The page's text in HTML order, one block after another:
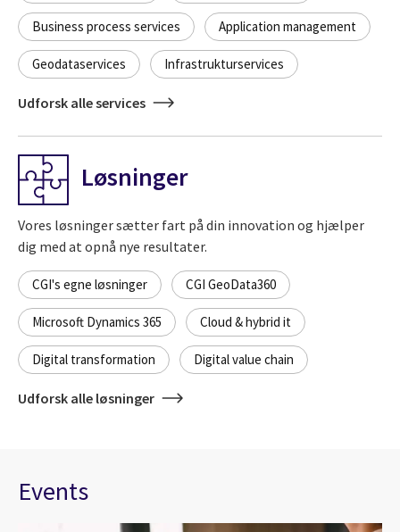
Business process services Application management
Geodataservices Infrastrukturservices
Udforsk alle services
Løsninger
Vores løsninger sætter fart på din innovation og hjælper
dig med at opnå nye resultater.
CGI's egne løsninger CGI GeoData360
Microsoft Dynamics 365 Cloud & hybrid it
Digital transformation Digital value chain
Udforsk alle løsninger
Events